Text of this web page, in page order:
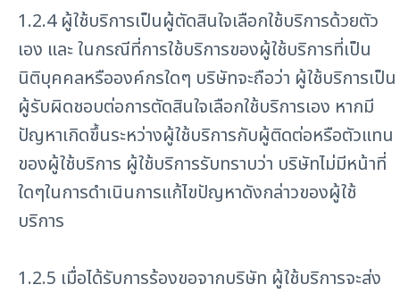
1.2.4 ผู้ใช้บริการเป็นผู้ตัดสินใจเลือกใช้บริการด้วยตัว
เอง และ ในกรณีที่การใช้บริการของผู้ใช้บริการที่เป็น
นิติบุคคลหรือองค์กรใดๆ บริษัทจะถือว่า ผู้ใช้บริการเป็น
ผู้รับผิดชอบต่อการตัดสินใจเลือกใช้บริการเอง หากมี
ปัญหาเกิดขึ้นระหว่างผู้ใช้บริการกับผู้ติดต่อหรือตัวแทน
ของผู้ใช้บริการ ผู้ใช้บริการรับทราบว่า บริษัทไม่มีหน้าที่
ใดๆในการดำเนินการแก้ไขปัญหาดังกล่าวของผู้ใช้
บริการ
1.2.5 เมื่อได้รับการร้องขอจากบริษัท ผู้ใช้บริการจะส่ง